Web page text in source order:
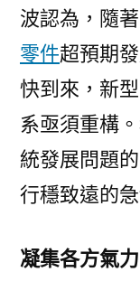
波認為，隨
零件超預期
快到來，新
系亟須重構
統發展問題
行穩致遠的
凝集各方氣